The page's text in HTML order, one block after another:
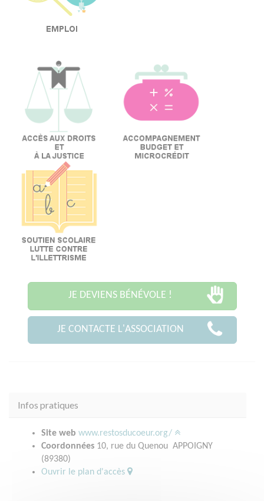
JE DEVIENS BÉNÉVOLE !
JE CONTACTE L'ASSOCIATION
Infos pratiques
Site web www.restosducoeur.org/
Coordonnées 10, rue du Quenou APPOIGNY
(89380)
Ouvrir le plan d'accès